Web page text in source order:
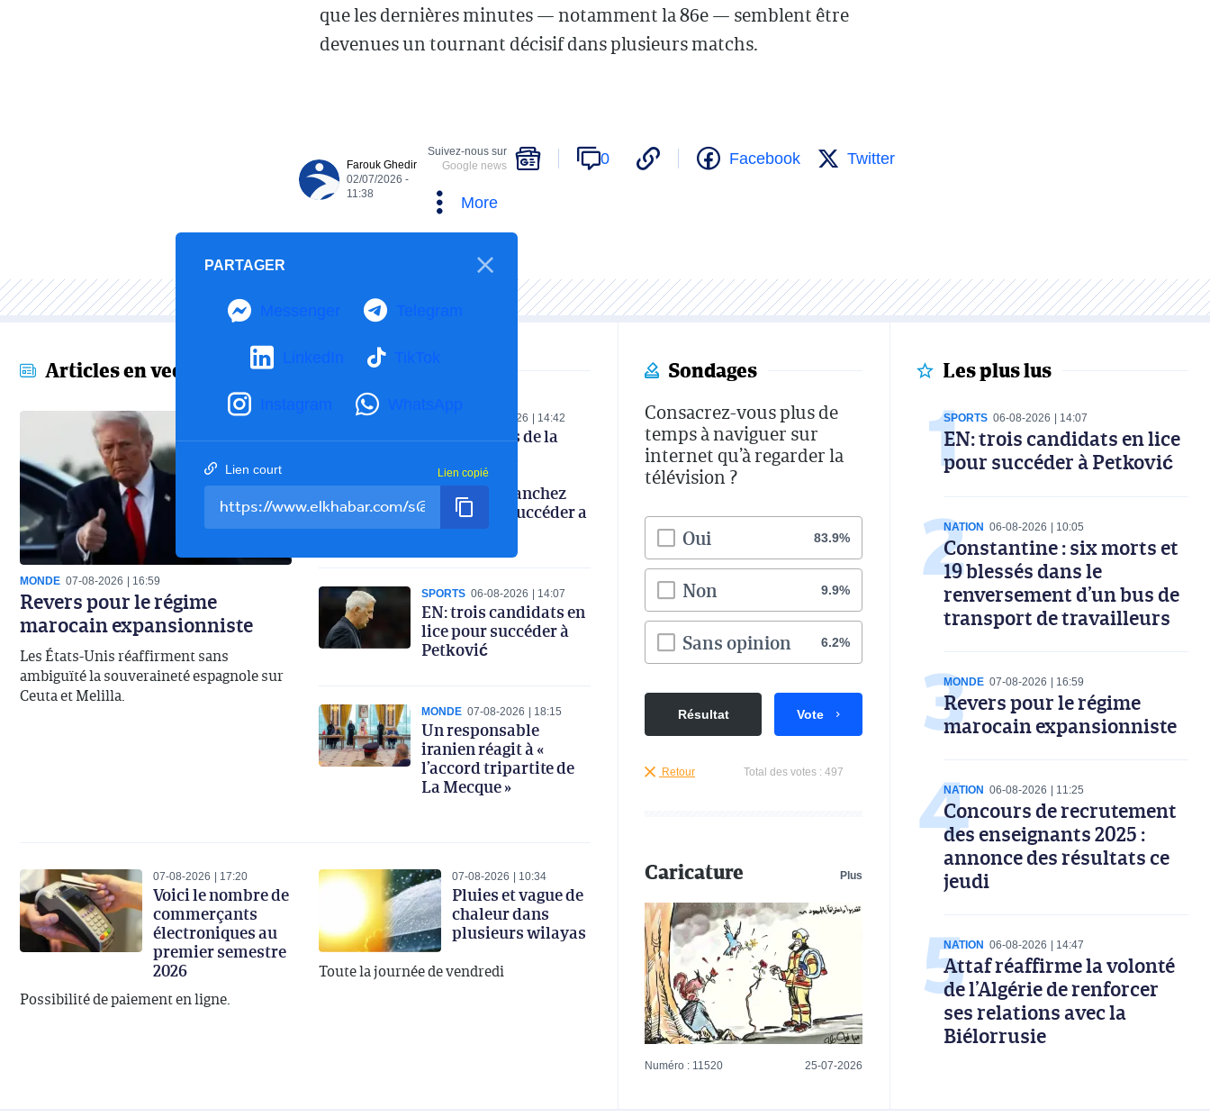
que les dernières minutes — notamment la 86e — semblent être
devenues un tournant décisif dans plusieurs matchs.
Farouk Ghedir
02/07/2026 -
11:38
Suivez-nous sur
Google news
0 Facebook Twitter
More
PARTAGER
Messenger Telegram
LinkedIn TikTok
Instagram WhatsApp
Lien court Lien copié
Articles en vedette
MONDE 07-08-2026 16:59
Revers pour le régime
marocain expansionniste
Les États-Unis réaffirment sans
ambiguïté la souveraineté espagnole sur
Ceuta et Melilla.
07-08-2026 14:42
Les coulisses de la
réunion de la
commission
technique : Sanchez
favori pour succéder a
Petkovic
SPORTS 06-08-2026 14:07
EN: trois candidats en
lice pour succéder à
Petković
MONDE 07-08-2026 18:15
Un responsable
iranien réagit à «
l’accord tripartite de
La Mecque »
07-08-2026 17:20
Voici le nombre de
commerçants
électroniques au
premier semestre
2026
Possibilité de paiement en ligne.
07-08-2026 10:34
Pluies et vague de
chaleur dans
plusieurs wilayas
Toute la journée de vendredi
Sondages
Consacrez-vous plus de
temps à naviguer sur
internet qu’à regarder la
télévision ?
Oui 83.9%
Non 9.9%
Sans opinion 6.2%
Résultat Vote
Retour Total des votes : 497
Caricature Plus
Numéro : 11520 25-07-2026
Les plus lus
SPORTS 06-08-2026 14:07
EN: trois candidats en lice
pour succéder à Petković
NATION 06-08-2026 10:05
Constantine : six morts et
19 blessés dans le
renversement d’un bus de
transport de travailleurs
MONDE 07-08-2026 16:59
Revers pour le régime
marocain expansionniste
NATION 06-08-2026 11:25
Concours de recrutement
des enseignants 2025 :
annonce des résultats ce
jeudi
NATION 06-08-2026 14:47
Attaf réaffirme la volonté
de l’Algérie de renforcer
ses relations avec la
Biélorrusie